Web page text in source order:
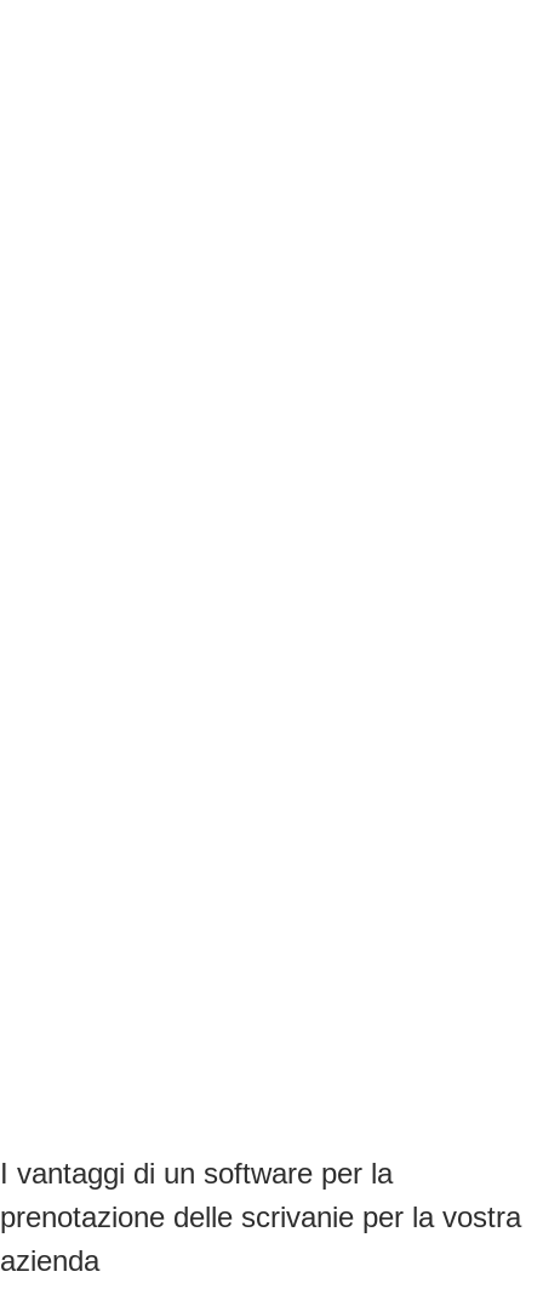
I vantaggi di un software per la
prenotazione delle scrivanie per la vostra
azienda